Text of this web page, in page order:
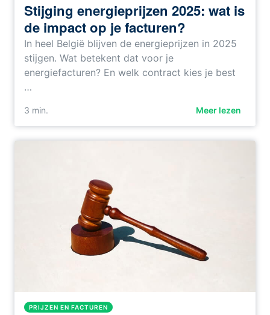
Stijging energieprijzen 2025: wat is
de impact op je facturen?
In heel België blijven de energieprijzen in 2025
stijgen. Wat betekent dat voor je
energiefacturen? En welk contract kies je best
…
3 min. Meer lezen
PRIJZEN EN FACTUREN